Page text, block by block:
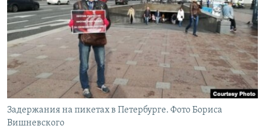
РАСПИСАНИЕ ВЕЩАНИЯ
ПОДПИШИТЕСЬ НА РАССЫЛКУ
СОЦИАЛЬНЫЕ СЕТИ
Задержания на пикетах в Петербурге. Фото Бориса
Вишневского